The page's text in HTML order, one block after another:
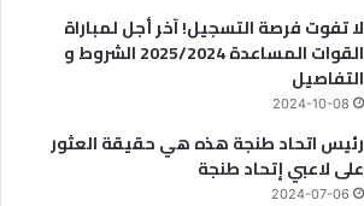
لا تفوت فرصة التسجيل! آخر أجل لمباراة
القوات المساعدة 2025/2024 الشروط و
التفاصيل
2024-10-08
رئيس اتحاد طنجة هذه هي حقيقة العثور
على لاعبي إتحاد طنجة
2024-07-06